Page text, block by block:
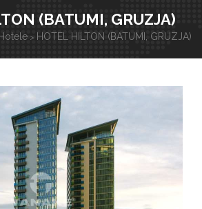
(BATUMI, GRUZJA)
Hotele> HOTEL HILTON (BATUMI, GRUZJA)